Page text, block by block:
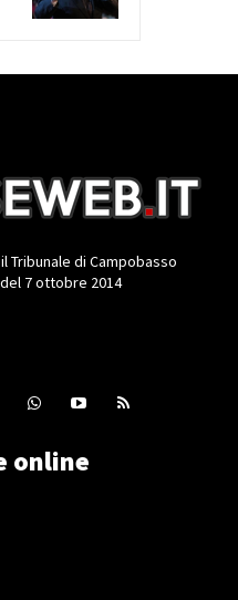
di Campobasso
7 ottobre 2014
online